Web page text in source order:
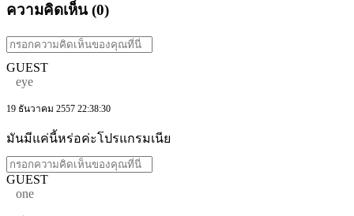
ความคิดเห็น (0)
GUEST
eye
19 ธันวาคม 2557 22:38:30
มันมีแค่นี้หร่อค่ะโปรแกรมเนีย
GUEST
one